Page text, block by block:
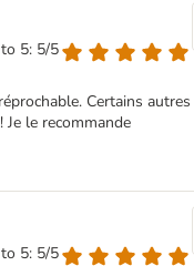
5: 5/5
Certains autres
le recommande
5: 5/5